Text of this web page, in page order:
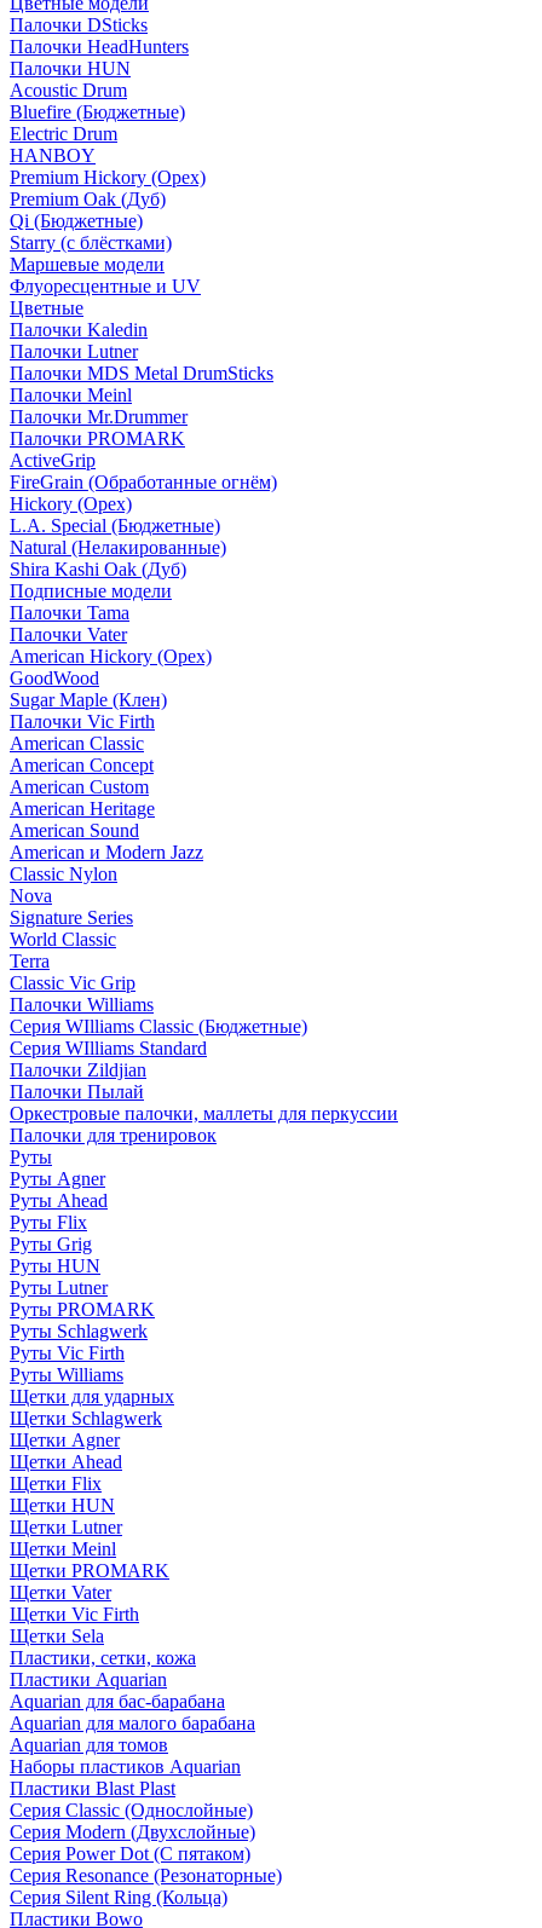
Палочки DSticks
Палочки HeadHunters
Палочки HUN
Acoustic Drum
Bluefire (Бюджетные)
Electric Drum
HANBOY
Premium Hickory (Орех)
Premium Oak (Дуб)
Qi (Бюджетные)
Starry (с блёстками)
Маршевые модели
Флуоресцентные и UV
Цветные
Палочки Kaledin
Палочки Lutner
Палочки MDS Metal DrumSticks
Палочки Meinl
Палочки Mr.Drummer
Палочки PROMARK
ActiveGrip
FireGrain (Обработанные огнём)
Hickory (Орех)
L.A. Special (Бюджетные)
Natural (Нелакированные)
Shira Kashi Oak (Дуб)
Подписные модели
Палочки Tama
Палочки Vater
American Hickory (Орех)
GoodWood
Sugar Maple (Клен)
Палочки Vic Firth
American Classic
American Concept
American Custom
American Heritage
American Sound
American и Modern Jazz
Classic Nylon
Nova
Signature Series
World Classic
Terra
Classic Vic Grip
Палочки Williams
Серия WIlliams Classic (Бюджетные)
Серия WIlliams Standard
Палочки Zildjian
Палочки Пылай
Оркестровые палочки, маллеты для перкуссии
Палочки для тренировок
Руты
Руты Agner
Руты Ahead
Руты Flix
Руты Grig
Руты HUN
Руты Lutner
Руты PROMARK
Руты Schlagwerk
Руты Vic Firth
Руты Williams
Щетки для ударных
Щетки Schlagwerk
Щетки Agner
Щетки Ahead
Щетки Flix
Щетки HUN
Щетки Lutner
Щетки Meinl
Щетки PROMARK
Щетки Vater
Щетки Vic Firth
Щетки Sela
Пластики, сетки, кожа
Пластики Aquarian
Aquarian для бас-барабана
Aquarian для малого барабана
Aquarian для томов
Наборы пластиков Aquarian
Пластики Blast Plast
Серия Classic (Однослойные)
Серия Modern (Двухслойные)
Серия Power Dot (С пятаком)
Серия Resonance (Резонаторные)
Серия Silent Ring (Кольца)
Пластики Bowo